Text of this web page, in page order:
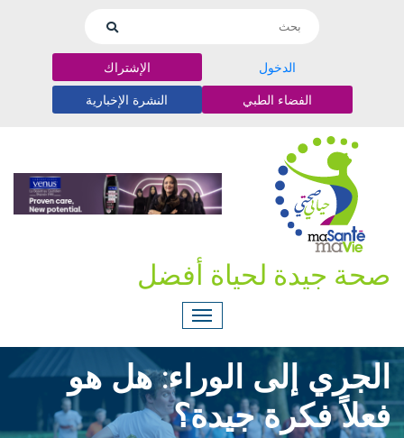
الدخول الإشتراك
الفضاء الطبي النشرة الإخبارية
صحة جيدة لحياة أفضل
الجري إلى الوراء: هل هو
فعلاً فكرة جيدة؟